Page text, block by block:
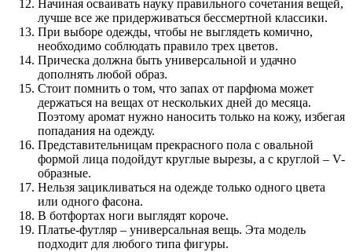
Начиная осваивать науку правильного сочетания вещей,
лучше все же придерживаться бессмертной классики.
При выборе одежды, чтобы не выглядеть комично,
необходимо соблюдать правило трех цветов.
Прическа должна быть универсальной и удачно
дополнять любой образ.
Стоит помнить о том, что запах от парфюма может
держаться на вещах от нескольких дней до месяца.
Поэтому аромат нужно наносить только на кожу, избегая
попадания на одежду.
Представительницам прекрасного пола с овальной
формой лица подойдут круглые вырезы, а с круглой – V-
образные.
Нельзя зацикливаться на одежде только одного цвета
или одного фасона.
В ботфортах ноги выглядят короче.
Платье-футляр – универсальная вещь. Эта модель
подходит для любого типа фигуры.